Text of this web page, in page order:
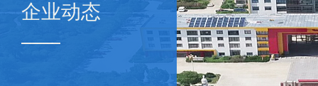
企业动态